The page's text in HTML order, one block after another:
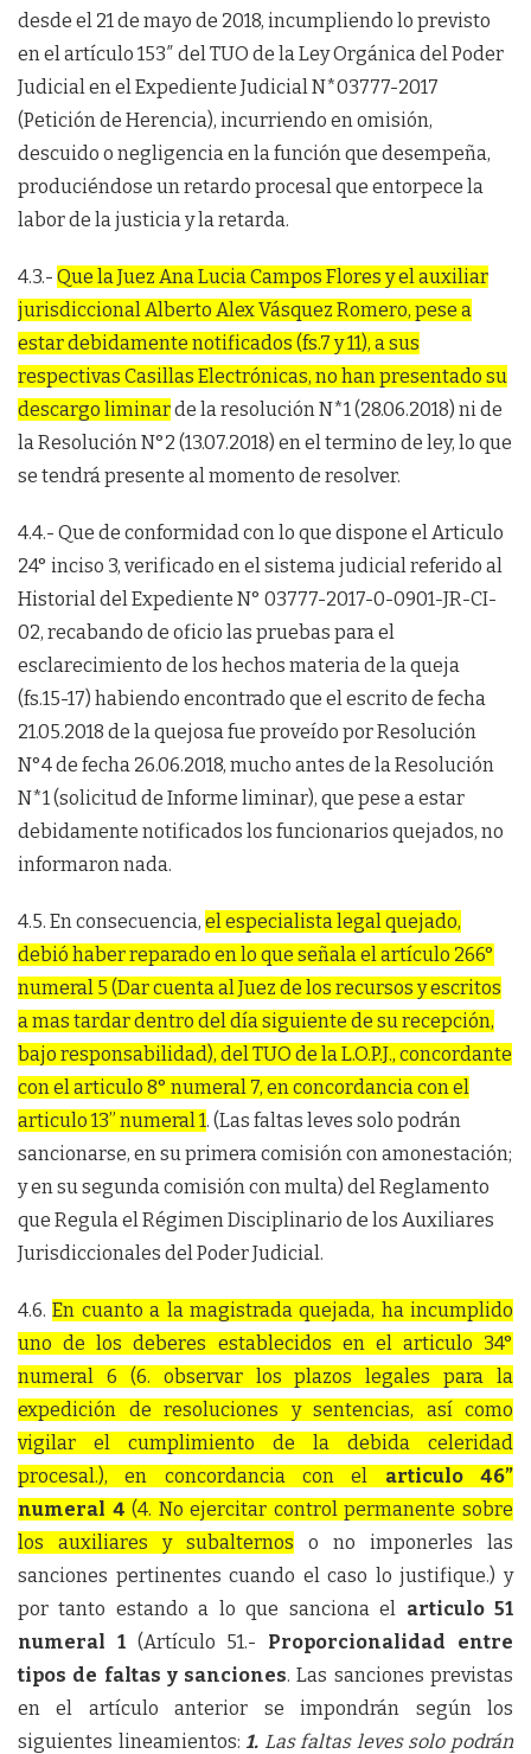
desde el 21 de mayo de 2018, incumpliendo lo previsto
en el artículo 153″ del TUO de la Ley Orgánica del Poder
Judicial en el Expediente Judicial N*03777-2017
(Petición de Herencia), incurriendo en omisión,
descuido o negligencia en la función que desempeña,
produciéndose un retardo procesal que entorpece la
labor de la justicia y la retarda.
4.3.- Que la Juez Ana Lucia Campos Flores y el auxiliar
jurisdiccional Alberto Alex Vásquez Romero, pese a
estar debidamente notificados (fs.7 y 11), a sus
respectivas Casillas Electrónicas, no han presentado su
descargo liminarde la resolución N*1 (28.06.2018) ni de
la Resolución N°2 (13.07.2018) en el termino de ley, lo que
se tendrá presente al momento de resolver.
4.4.- Que de conformidad con lo que dispone el Articulo
24° inciso 3, verificado en el sistema judicial referido al
Historial del Expediente N° 03777-2017-0-0901-JR-CI-
02, recabando de oficio las pruebas para el
esclarecimiento de los hechos materia de la queja
(fs.15-17) habiendo encontrado que el escrito de fecha
21.05.2018 de la quejosa fue proveído por Resolución
N°4 de fecha 26.06.2018, mucho antes de la Resolución
N*1 (solicitud de Informe liminar), que pese a estar
debidamente notificados los funcionarios quejados, no
informaron nada.
4.5. En consecuencia, el especialista legal quejado,
debió haber reparado en lo que señala el artículo 266°
numeral 5 (Dar cuenta al Juez de los recursos y escritos
a mas tardar dentro del día siguiente de su recepción,
bajo responsabilidad), del TUO de la L.O.P.J., concordante
con el articulo 8° numeral 7, en concordancia con el
articulo 13” numeral 1. (Las faltas leves solo podrán
sancionarse, en su primera comisión con amonestación;
y en su segunda comisión con multa) del Reglamento
que Regula el Régimen Disciplinario de los Auxiliares
Jurisdiccionales del Poder Judicial.
4.6.En cuanto a la magistrada quejada, ha incumplido
uno de los deberes establecidos en el articulo 34°
numeral 6 (6. observar los plazos legales para la
expedición de resoluciones y sentencias, así como
vigilar el cumplimiento de la debida celeridad
procesal.), en concordancia con el articulo 46”
numeral 4 (4. No ejercitar control permanente sobre
los auxiliares y subalternos o no imponerles las
sanciones pertinentes cuando el caso lo justifique.) y
por tanto estando a lo que sanciona el articulo 51
numeral 1(Artículo 51.- Proporcionalidad entre
tipos de faltas y sanciones. Las sanciones previstas
en el artículo anterior se impondrán según los
siguientes lineamientos: 1. Las faltas leves solo podrán